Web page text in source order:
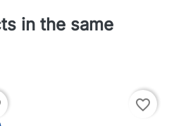
in the same
favorite_border